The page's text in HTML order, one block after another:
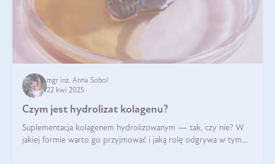
mgr inż. Anna Sobol
22 kwi 2025
Czym jest hydrolizat kolagenu?
Suplementacja kolagenem hydrolizowanym — tak, czy nie? W
jakiej formie warto go przyjmować i jaką rolę odgrywa w tym